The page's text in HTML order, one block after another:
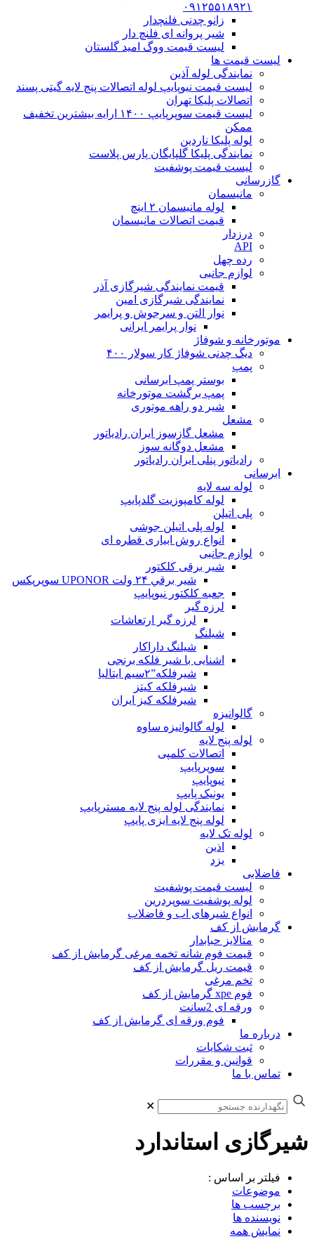
۰۹۱۲۵۵۱۸۹۲۱
زانو چدنی فلنچدار
شیر پروانه ای فلنچ دار
لیست قیمت ووگ امید گلستان
لیست قیمت ها
نمایندگی لوله آذین
لیست قیمت نیوپایپ لوله اتصالات پنج لایه گیتی پسند
اتصالات پلیکا تهران
لیست قیمت سوپرپایپ ۱۴۰۰ ارایه بیشترین تخفیف
ممکن
لوله پلیکا ناردین
نمایندگی پلیکا گلپایگان پارس پلاست
لیست قیمت پوشفیت
گازرسانی
مانیسمان
لوله مانیسمان ۲ اینچ
قیمت اتصالات مانیسمان
درزدار
API
رده چهل
لوازم جانبی
قیمت نمایندگی شیرگازی آذر
نمایندگی شیرگازی امین
نوار التن و سرجوش و پرایمر
نوار پرایمر ایرانی
موتورخانه و شوفاژ
دیگ چدنی شوفاژ کار سولار ۴۰۰
پمپ
بوستر پمپ ابرسانی
پمپ برگشت موتورخانه
شیر دو راهه موتوری
مشعل
مشعل گازسوز ایران رادیاتور
مشعل دوگانه سوز
رادیاتور پنلی ایران رادیاتور
ابرسانی
لوله سه لایه
لوله کامپوزیت گلدپایپ
پلی اتیلن
لوله پلی اتیلن جوشی
انواع روش ابیاری قطره ای
لوازم جانبی
شیر برقی کلکتور
شير برقي ۲۴ ولت UPONOR سوپرپکس
جعبه کلکتور نیوپایپ
لرزه گیر
لرزه گیر ارتعاشات
شیلنگ
شیلنگ داراکار
اشنایی با شیر فلکه برنجی
شیرفلکه”۲سیم ایتالیا
شیرفلکه کیتز
شیرفلکه کیز ایران
گالوانیزه
لوله گالوانیزه ساوه
لوله پنج لایه
اتصالات کلمپی
سوپرپایپ
نیوپایپ
یونیک پایپ
نمایندگی لوله پنج لایه مسترپایپ
لوله پنج لایه ایزی پایپ
لوله تک لایه
اذین
یزد
فاضلابی
لیست قیمت پوشفیت
لوله پوشفیت سوپردرین
انواع شیرهای اب و فاضلاب
گرمایش از کف
متالایز حبابدار
قیمت فوم شانه تخمه مرغی گرمایش از کف
قیمت ریل گرمایش از کف
تخم مرغی
فوم xpe گرمایش از کف
ورقه ای 2سانت
فوم ورقه ای گرمایش از کف
درباره ما
ثبت شکایات
قوانین و مقررات
تماس با ما
✕
شیرگازی استاندارد
فیلتر بر اساس :
موضوعات
برچسب ها
نویسنده ها
نمایش همه